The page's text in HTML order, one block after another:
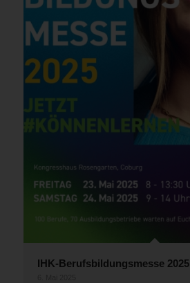
IHK-Berufsbildungsmesse 2025